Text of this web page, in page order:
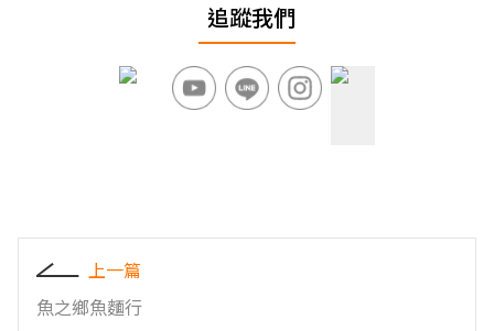
追蹤我們
上一篇
魚之鄉魚麵行